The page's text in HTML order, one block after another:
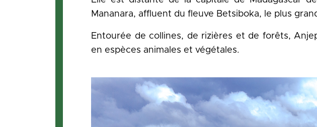
Mananara, affluent du fleuve Betsiboka, le plus
Entourée de collines, de rizières et de forêts,
en espèces animales et végétales.